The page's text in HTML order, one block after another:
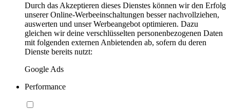
Durch das Akzeptieren dieses Dienstes können wir den Erfolg
unserer Online-Werbeeinschaltungen besser nachvollziehen,
auswerten und unser Werbeangebot optimieren. Dazu
gleichen wir deine verschlüsselten personenbezogenen Daten
mit folgenden externen Anbietenden ab, sofern du deren
Dienste bereits nutzt:
Google Ads
Performance